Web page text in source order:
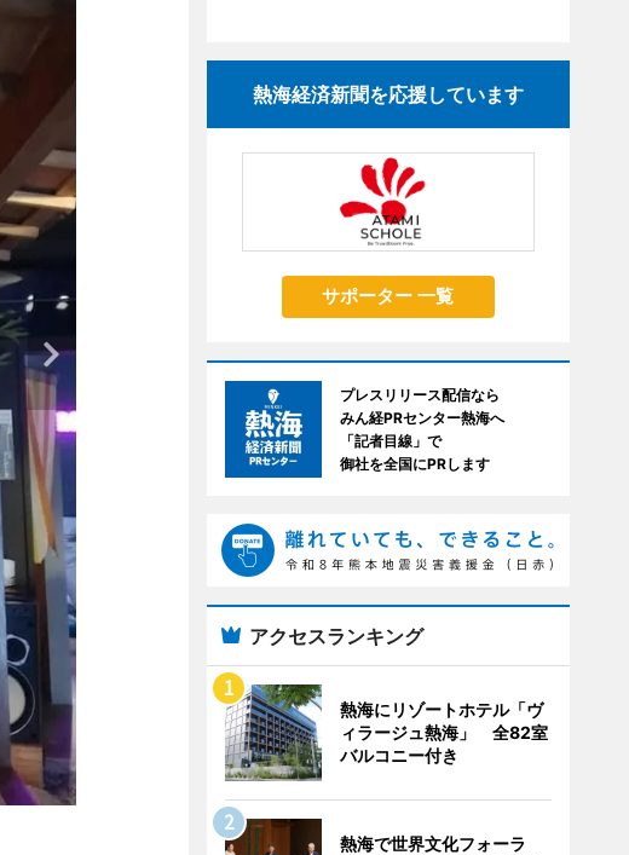
熱海経済新聞を応援しています
サポーター 一覧
プレスリリース配信なら
みん経PRセンター熱海へ
「記者目線」で
御社を全国にPRします
アクセスランキング
熱海にリゾートホテル「ヴ
ィラージュ熱海」 全82室
バルコニー付き
熱海で世界文化フォーラ